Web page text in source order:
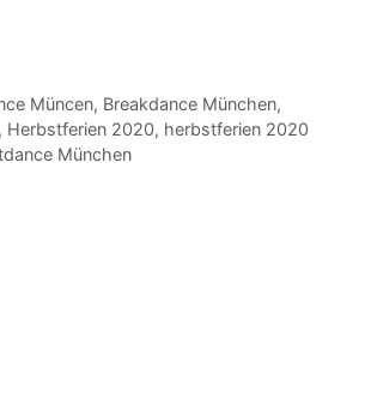
Müncen, Breakdance München,
, Herbstferien 2020, herbstferien 2020
München